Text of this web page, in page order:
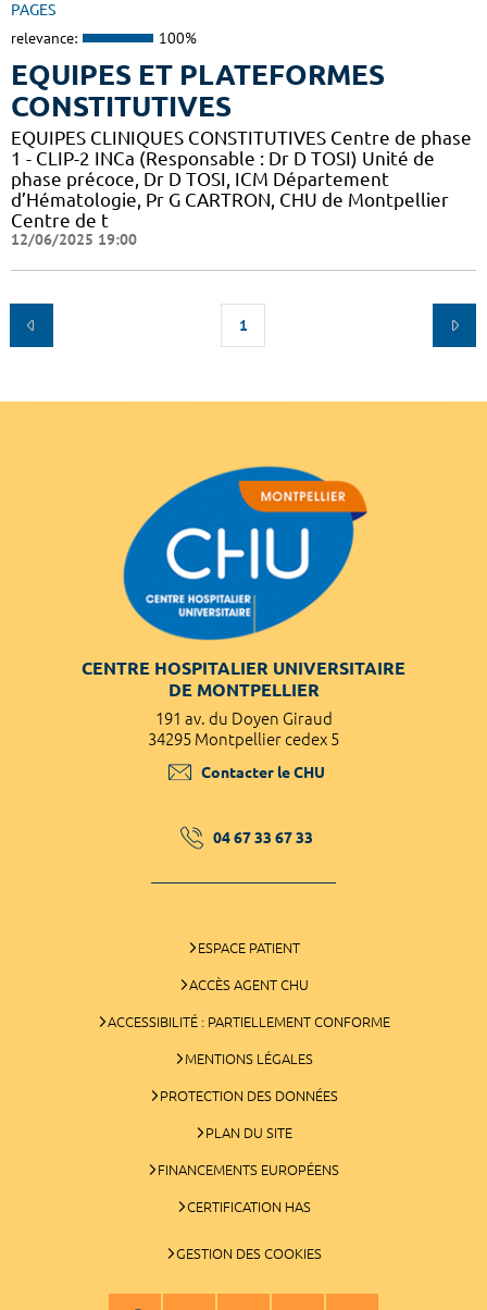
PAGES
relevance: 100%
EQUIPES ET PLATEFORMES
CONSTITUTIVES
EQUIPES CLINIQUES CONSTITUTIVES Centre de phase
1 - CLIP-2 INCa (Responsable : Dr D TOSI) Unité de
phase précoce, Dr D TOSI, ICM Département
d’Hématologie, Pr G CARTRON, CHU de Montpellier
Centre de t
12/06/2025 19:00
1
CENTRE HOSPITALIER UNIVERSITAIRE
DE MONTPELLIER
191 av. du Doyen Giraud
34295 Montpellier cedex 5
Contacter le CHU
04 67 33 67 33
ESPACE PATIENT
ACCÈS AGENT CHU
ACCESSIBILITÉ : PARTIELLEMENT CONFORME
MENTIONS LÉGALES
PROTECTION DES DONNÉES
PLAN DU SITE
FINANCEMENTS EUROPÉENS
CERTIFICATION HAS
GESTION DES COOKIES